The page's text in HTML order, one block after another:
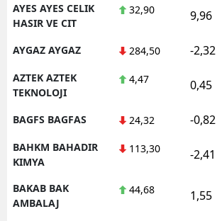
AYES AYES CELIK
HASIR VE CIT
32,90 9,96
AYGAZ AYGAZ 284,50 -2,32
AZTEK AZTEK
TEKNOLOJI
4,47 0,45
BAGFS BAGFAS 24,32 -0,82
BAHKM BAHADIR
KIMYA
113,30 -2,41
BAKAB BAK
AMBALAJ
44,68 1,55